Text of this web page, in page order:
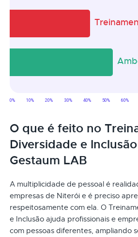
O que é feito no
Diversidade e
Gestaum LAB
A multiplicidade de pessoal é
empresas de Niterói e é preciso
respeitosamente com ela. O
e Inclusão ajuda profissionais e
com pessoas diferentes, ampliando